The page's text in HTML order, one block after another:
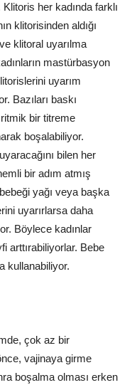
her kadında farklı
klitorisinden aldığı
klitoral uyarılma
mastürbasyon
uyarım
Bazıları baskı
ritmik bir titreme
boşalabiliyor.
bilen her
bir adım atmış
yağı veya başka
uyarırlarsa daha
Böylece kadınlar
arttırabiliyorlar. Bebe
kullanabiliyor.
çok az bir
vajinaya girme
boşalma olması erken